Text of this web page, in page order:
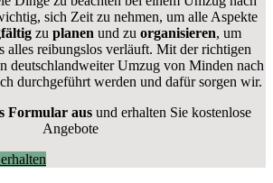
sich Zeit zu nehmen, um alle Aspekte
zu planen und zu organisieren, um
alles reibungslos verläuft. Mit der richtigen
deutschlandweiter Umzug von Minden nach
durchgeführt werden und dafür sorgen wir.
Formular aus und erhalten Sie kostenlose
Angebote